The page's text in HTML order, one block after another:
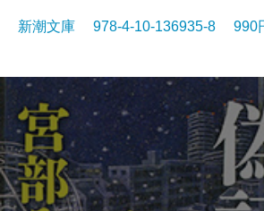
新潮文庫 978-4-10-136935-8